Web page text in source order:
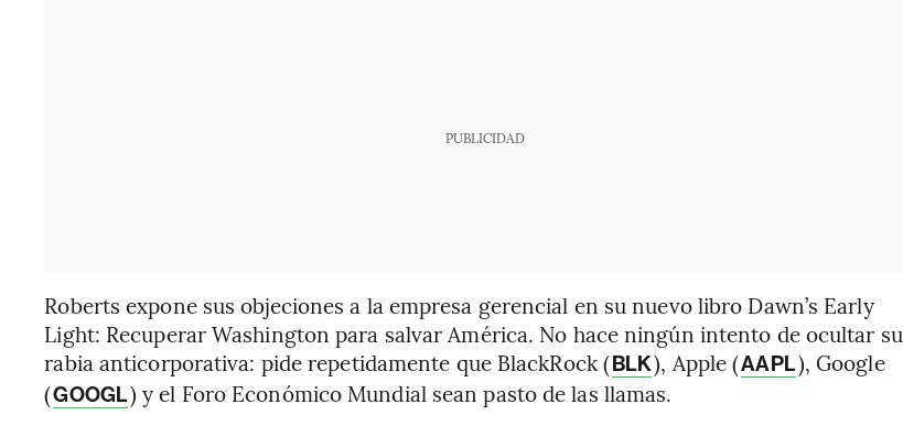
PUBLICIDAD
Roberts expone sus objeciones a la empresa gerencial en su nuevo libro Dawn’s Early
Light: Recuperar Washington para salvar América. No hace ningún intento de ocultar su
rabia anticorporativa: pide repetidamente que BlackRock (BLK), Apple (AAPL), Google
(GOOGL) y el Foro Económico Mundial sean pasto de las llamas.